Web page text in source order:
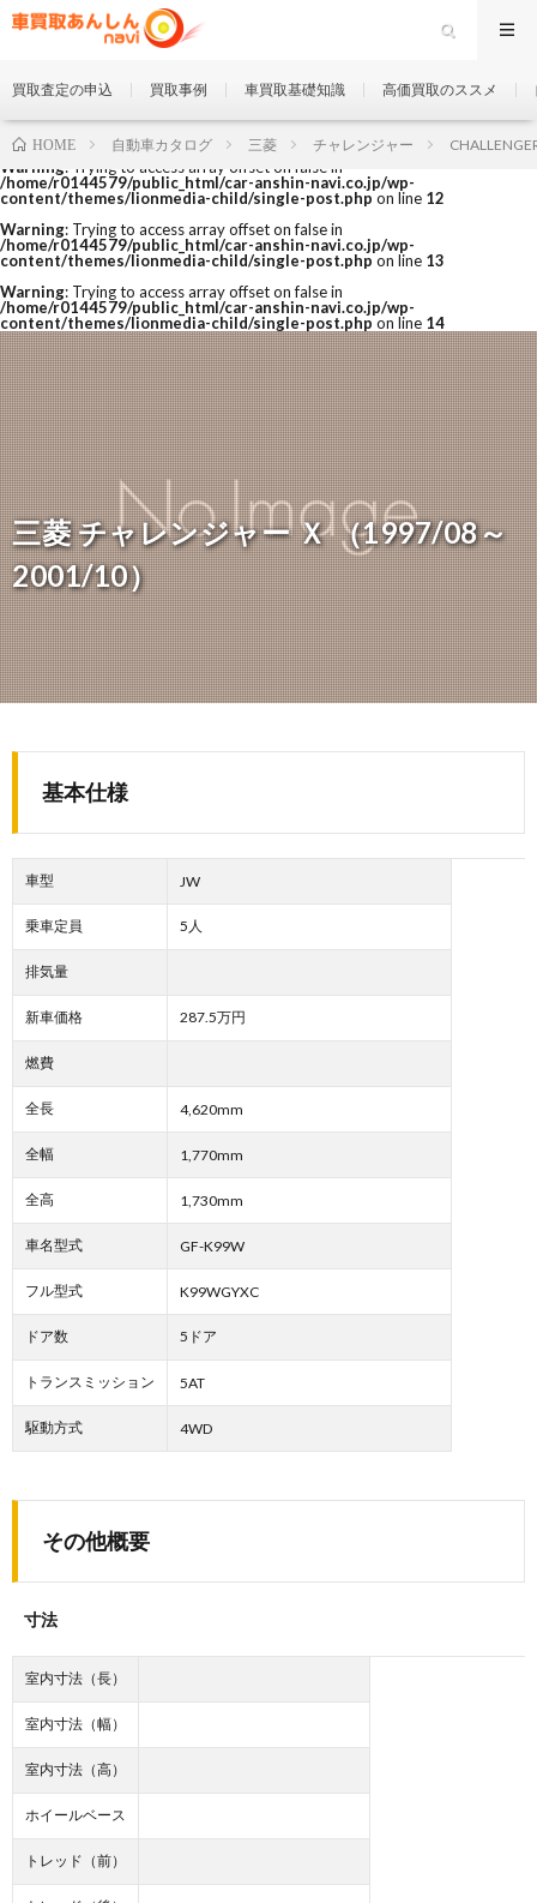
Warning: Trying to access array offset on false in
/home/r0144579/public_html/car-anshin-navi.co.jp/wp-
content/themes/lionmedia-child/single-post.php on line 12
Warning: Trying to access array offset on false in
/home/r0144579/public_html/car-anshin-navi.co.jp/wp-
content/themes/lionmedia-child/single-post.php on line 13
Warning: Trying to access array offset on false in
/home/r0144579/public_html/car-anshin-navi.co.jp/wp-
content/themes/lionmedia-child/single-post.php on line 14
買取査定の申込 買取事例 車買取基礎知識 高価買取のススメ
三菱 チャレンジャー Ｘ （1997/08～
2001/10）
HOME 自動車カタログ 三菱 チャレンジャー
基本仕様
車型 JW
乗車定員 5人
排気量
新車価格 287.5万円
燃費
全長 4,620mm
全幅 1,770mm
全高 1,730mm
車名型式 GF-K99W
フル型式 K99WGYXC
ドア数 5ドア
トランスミッション 5AT
駆動方式 4WD
その他概要
寸法
室内寸法（長）
室内寸法（幅）
室内寸法（高）
ホイールベース
トレッド（前）